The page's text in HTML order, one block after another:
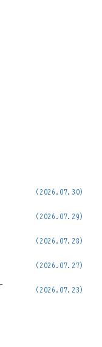
(2026.07.30)
(2026.07.29)
(2026.07.28)
(2026.07.27)
(2026.07.23)